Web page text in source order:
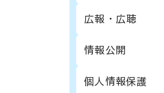
広報・広聴
情報公開
個人情報保護